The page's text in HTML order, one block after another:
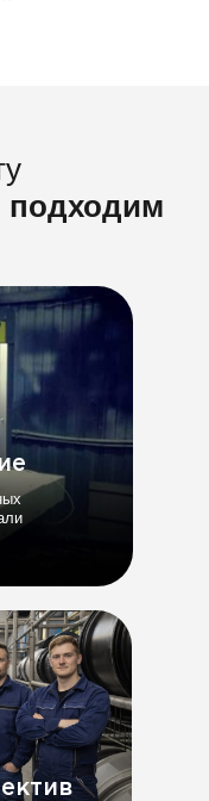
подходим